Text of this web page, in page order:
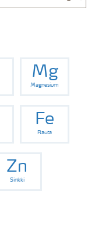
Mg
Magnesium
Fe
Rauta
Zn
Sinkki